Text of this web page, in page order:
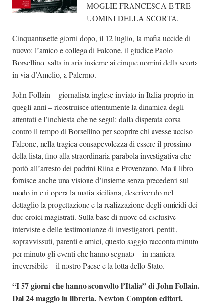
MOGLIE FRANCESCA E TRE
UOMINI DELLA SCORTA.
Cinquantasette giorni dopo, il 12 luglio, la mafia uccide di
nuovo: l’amico e collega di Falcone, il giudice Paolo
Borsellino, salta in aria insieme ai cinque uomini della scorta
in via d’Amelio, a Palermo.
John Follain – giornalista inglese inviato in Italia proprio in
quegli anni – ricostruisce attentamente la dinamica degli
attentati e l’inchiesta che ne seguì: dalla disperata corsa
contro il tempo di Borsellino per scoprire chi avesse ucciso
Falcone, nella tragica consapevolezza di essere il prossimo
della lista, fino alla straordinaria parabola investigativa che
portò all’arresto dei padrini Riina e Provenzano. Ma il libro
fornisce anche una visione d’insieme senza precedenti sul
modo in cui opera la mafia siciliana, descrivendo nel
dettaglio la progettazione e la realizzazione degli omicidi dei
due eroici magistrati. Sulla base di nuove ed esclusive
interviste e delle testimonianze di investigatori, pentiti,
sopravvissuti, parenti e amici, questo saggio racconta minuto
per minuto gli eventi che hanno segnato – in maniera
irreversibile – il nostro Paese e la lotta dello Stato.
“I 57 giorni che hanno sconvolto l’Italia” di John Follain.
Dal 24 maggio in libreria. Newton Compton editori.